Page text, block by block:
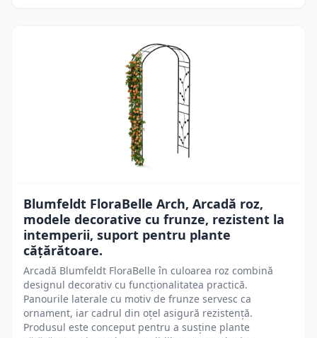
Blumfeldt FloraBelle Arch, Arcadă roz,
modele decorative cu frunze, rezistent la
intemperii, suport pentru plante
cățărătoare.
Arcadă Blumfeldt FloraBelle în culoarea roz combină
designul decorativ cu funcționalitatea practică.
Panourile laterale cu motiv de frunze servesc ca
ornament, iar cadrul din oțel asigură rezistență.
Produsul este conceput pentru a susține plante